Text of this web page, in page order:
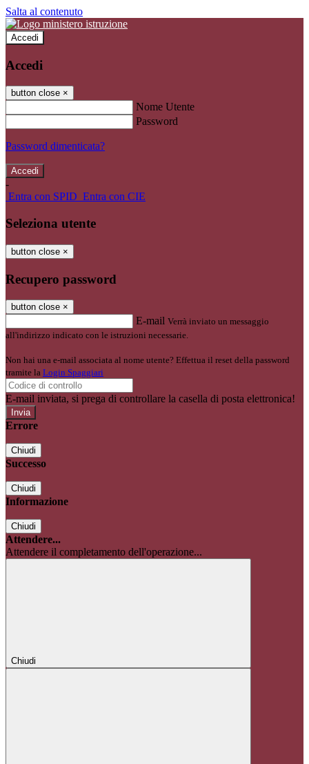
Salta al contenuto
Accedi
Accedi
button close ×
Nome Utente
Password
Password dimenticata?
-
Entra con SPID Entra con CIE
Seleziona utente
button close ×
Recupero password
button close ×
E-mail Verrà inviato un messaggio
all'indirizzo indicato con le istruzioni necessarie.
Non hai una e-mail associata al nome utente? Effettua il reset della password
tramite la Login Spaggiari
E-mail inviata, si prega di controllare la casella di posta elettronica!
Errore
Chiudi
Successo
Chiudi
Informazione
Chiudi
Attendere...
Attendere il completamento dell'operazione...
Chiudi